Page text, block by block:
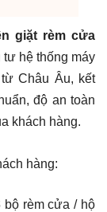
giặt rèm cửa
tư hệ thống máy
Châu Âu, kết
độ an toàn
khách hàng.
hàng:
bộ rèm cửa / hộ